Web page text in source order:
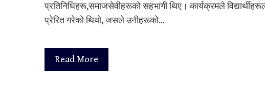
प्रतिनिधिहरू,समाजसेवीहरूको सहभागी थिए। कार्यक्रमले
प्रेरित गरेको थियो, जसले उनीहरूको…
Read More